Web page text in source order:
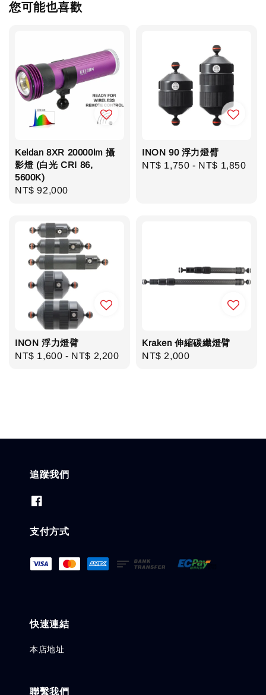
您可能也喜歡
Keldan 8XR 20000lm 攝
影燈 (白光 CRI 86,
5600K)
Regular
NT$ 92,000
INON 90 浮力燈臂
Regular
NT$ 1,750 - NT$ 1,850
INON 浮力燈臂
Regular
NT$ 1,600 - NT$ 2,200
Kraken 伸縮碳纖燈臂
Regular
NT$ 2,000
追蹤我們
支付方式
快速連結
本店地址
聯繫我們